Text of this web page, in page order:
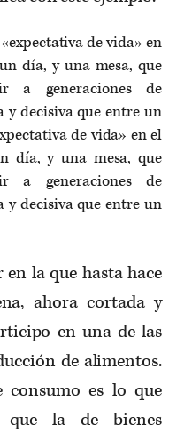
de vida» en
día, y una mesa, que
a generaciones de
y decisiva que entre un
de vida» en el
día, y una mesa, que
a generaciones de
y decisiva que entre un
la que hasta hace
ahora cortada y
en una de las
de alimentos.
consumo es lo que
que la de bienes